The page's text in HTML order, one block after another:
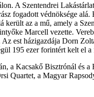
A Szentendrei
fogadott védnöksége
került az a mű, amely a
Marcell vezette.
est házigazdája Dorn
195 ezer forintért kelt el a
a Kacsakő Bisztrónál és
Quartet, a Magyar